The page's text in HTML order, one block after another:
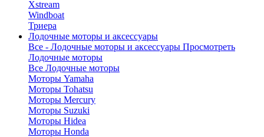
Xstream
Windboat
Триера
Лодочные моторы и аксессуары
Все - Лодочные моторы и аксессуары Просмотреть
Лодочные моторы
Все Лодочные моторы
Моторы Yamaha
Моторы Tohatsu
Моторы Mercury
Моторы Suzuki
Моторы Hidea
Моторы Honda